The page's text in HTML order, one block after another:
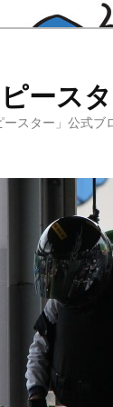
ース
スター」公式ブ